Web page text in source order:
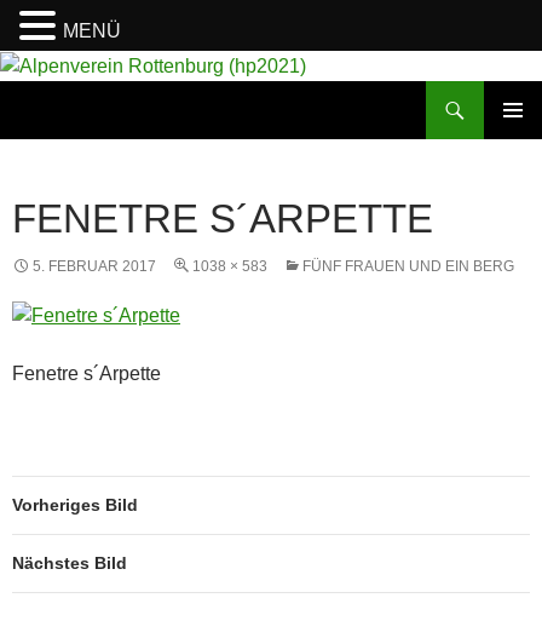
FENETRE S´ARPETTE
5. FEBRUAR 2017 1038 × 583 FÜNF FRAUEN UND EIN BERG
Fenetre s´Arpette
Vorheriges Bild
Nächstes Bild
MENÜ